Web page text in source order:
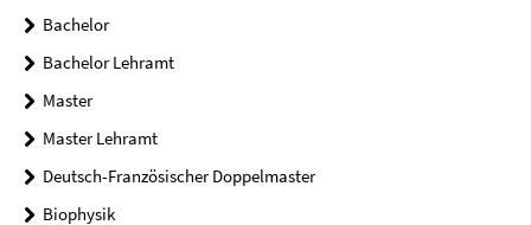
Bachelor
Bachelor Lehramt
Master
Master Lehramt
Deutsch-Französischer Doppelmaster
Biophysik